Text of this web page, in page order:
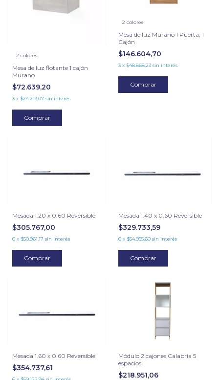
2 colores
Mesa de luz flotante 1 cajón
Murano
$72.639,20
3 x $24.213,07 sin interés
Comprar
2 colores
Mesa de luz Murano 1 Puerta, 1
Cajón
$146.604,70
3 x $48.868,23 sin interés
Comprar
Mesada 1.20 x 0.60 Reversible
$305.767,00
6 x $50.961,17 sin interés
Comprar
Mesada 1.40 x 0.60 Reversible
$329.733,59
6 x $54.955,60 sin interés
Comprar
Mesada 1.60 x 0.60 Reversible
$354.737,61
Módulo 2 cajones Calabria 5
espacios
$218.951,06